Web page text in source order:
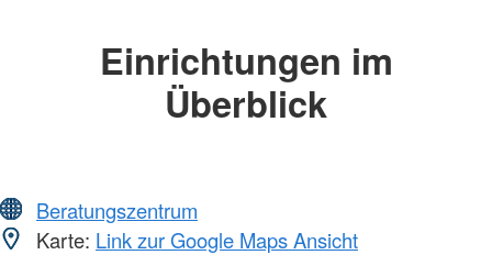
Einrichtungen im
Überblick
Beratungszentrum
Karte: Link zur Google Maps Ansicht